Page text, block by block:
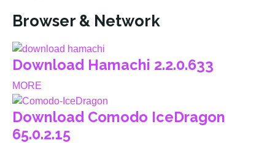
Browser & Network
Download Hamachi 2.2.0.633
MORE
Download Comodo IceDragon
65.0.2.15